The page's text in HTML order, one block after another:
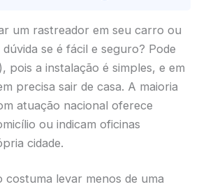
um rastreador em seu carro ou
se é fácil e seguro? Pode
pois a instalação é simples, e em
precisa sair de casa. A maioria
atuação nacional oferece
ou indicam oficinas
cidade.
costuma levar menos de uma